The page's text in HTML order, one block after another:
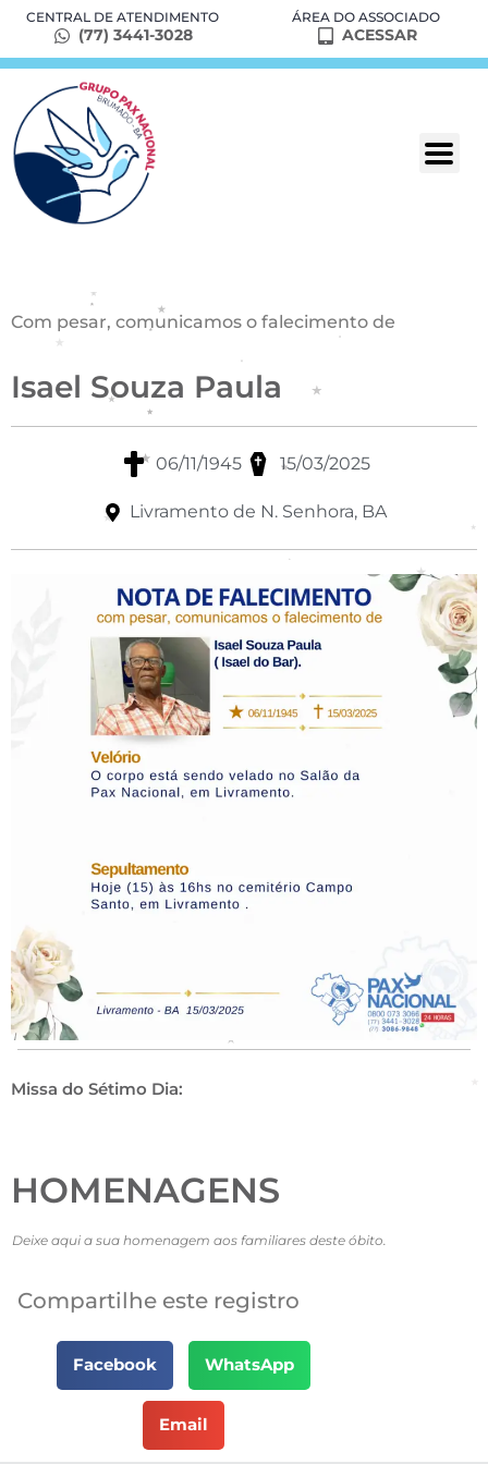
CENTRAL DE ATENDIMENTO
(77) 3441-3028
ÁREA DO ASSOCIADO
ACESSAR
Com pesar, comunicamos o falecimento de
Isael Souza Paula
06/11/1945 15/03/2025
Livramento de N. Senhora, BA
Missa do Sétimo Dia:
HOMENAGENS
Deixe aqui a sua homenagem aos familiares deste óbito.
Compartilhe este registro
Facebook WhatsApp
Email